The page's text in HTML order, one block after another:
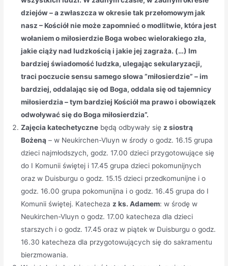
dziejów – a zwłaszcza w okresie tak przełomowym jak
nasz – Kościół nie może zapomnieć o modlitwie, która jest
wołaniem o miłosierdzie Boga wobec wielorakiego zła,
jakie ciąży nad ludzkością i jakie jej zagraża. (…) Im
bardziej świadomość ludzka, ulegając sekularyzacji,
traci poczucie sensu samego słowa ”miłosierdzie” – im
bardziej, oddalając się od Boga, oddala się od tajemnicy
miłosierdzia – tym bardziej Kościół ma prawo i obowiązek
odwoływać się do Boga miłosierdzia”.
Zajęcia katechetyczne będą odbywały się z siostrą
Bożeną – w Neukirchen-Vluyn w środy o godz. 16.15 grupa
dzieci najmłodszych, godz. 17.00 dzieci przygotowujące się
do I Komunii świętej i 17.45 grupa dzieci pokomunijnych
oraz w Duisburgu o godz. 15.15 dzieci przedkomunijne i o
godz. 16.00 grupa pokomunijna i o godz. 16.45 grupa do I
Komunii świętej. Katecheza z ks. Adamem: w środę w
Neukirchen-Vluyn o godz. 17.00 katecheza dla dzieci
starszych i o godz. 17.45 oraz w piątek w Duisburgu o godz.
16.30 katecheza dla przygotowujących się do sakramentu
bierzmowania.